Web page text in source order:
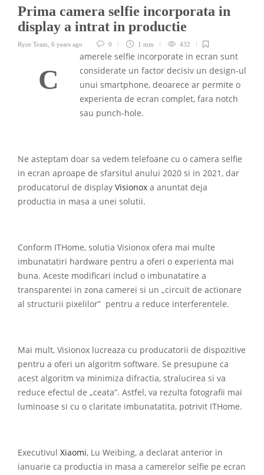
Prima camera selfie incorporata in
display a intrat in productie
Ryze Team 6 years ago 0 1 min 432
C
amerele selfie incorporate in ecran sunt
considerate un factor decisiv un design-ul
unui smartphone, deoarece ar permite o
experienta de ecran complet, fara notch
sau punch-hole.
Ne asteptam doar sa vedem telefoane cu o camera selfie
in ecran aproape de sfarsitul anului 2020 si in 2021, dar
producatorul de display Visionox a anuntat deja
productia in masa a unei solutii.
Conform ITHome, solutia Visionox ofera mai multe
imbunatatiri hardware pentru a oferi o experienta mai
buna. Aceste modificari includ o imbunatatire a
transparentei in zona camerei si un „circuit de actionare
al structurii pixelilor” pentru a reduce interferentele.
Mai mult, Visionox lucreaza cu producatorii de dispozitive
pentru a oferi un algoritm software. Se presupune ca
acest algoritm va minimiza difractia, stralucirea si va
reduce efectul de „ceata”. Astfel, va rezulta fotografii mai
luminoase si cu o claritate imbunatatita, potrivit ITHome.
Executivul Xiaomi, Lu Weibing, a declarat anterior in
ianuarie ca productia in masa a camerelor selfie pe ecran